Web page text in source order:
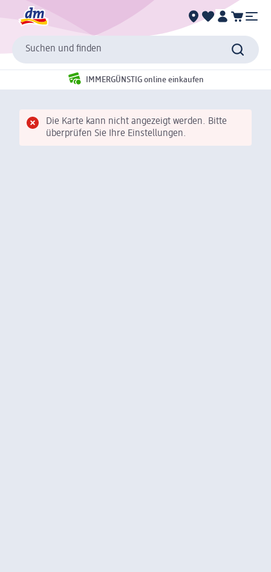
Suchen und finden
IMMERGÜNSTIG online einkaufen
Die Karte kann nicht angezeigt werden. Bitte
überprüfen Sie Ihre Einstellungen.